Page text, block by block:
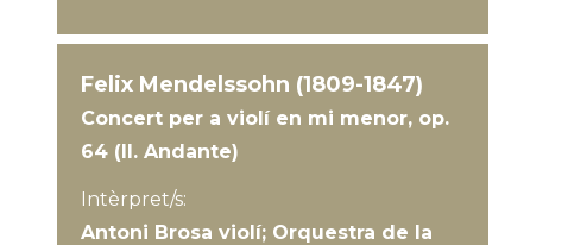
Felix Mendelssohn (1809-1847)
Concert per a violí en mi menor, op.
64 (II. Andante)
Intèrpret/s:
Antoni Brosa violí; Orquestra de la